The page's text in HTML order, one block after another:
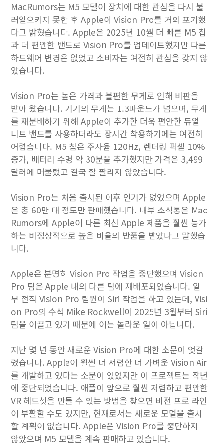
MacRumors는 M5 모델이 장치에 대한 관심을 다시 불
러일으키지 못한 후 Apple이 Vision Pro를 거의 포기했
다고 밝혔습니다. Apple은 2025년 10월 더 빠른 M5 칩
과 더 편안한 밴드로 Vision Pro를 업데이트했지만 다른
하드웨어 변경은 없었고 소비자는 여전히 관심을 갖지 않
았습니다.
Vision Pro는 높은 가격과 불편한 무게로 인해 비판을
받아 왔습니다. 기기의 무게는 1.3파운드가 넘으며, 무게
를 재분배하기 위해 Apple이 추가한 더욱 편안한 듀얼
니트 밴드를 사용하더라도 장시간 착용하기에는 여전히
어렵습니다. M5 칩은 주사율 120Hz, 렌더링 픽셀 10%
증가, 배터리 수명 약 30분을 추가했지만 가격은 3,499
달러에 머물렀고 결국 잘 팔리지 않았습니다.
Vision Pro는 처음 출시된 이후 인기가 없었으며 Apple
은 총 60만 대 정도만 판매했습니다. 내부 소식통은 Mac
Rumors에 Apple이 다른 최신 Apple 제품을 훨씬 능가
하는 비정상적으로 높은 비율의 반품을 받았다고 말했습
니다.
Apple은 분명히 Vision Pro 작업을 중단했으며 Vision
Pro 팀은 Apple 내의 다른 팀에 재배포되었습니다. 일
부 전직 Vision Pro 팀원이 Siri 작업을 하고 있는데, Visi
on Pro의 수석 Mike Rockwell이 2025년 3월부터 Siri
팀을 이끌고 있기 때문에 이는 놀라운 일이 아닙니다.
지난 몇 년 동안 새로운 Vision Pro에 대한 소문이 엇갈
렸습니다. Apple이 훨씬 더 저렴한 더 가벼운 Vision Air
를 개발하고 있다는 소문이 있었지만 이 프로젝트는 작년
에 중단되었습니다. 애플이 앞으로 훨씬 저렴하고 편안한
VR 헤드셋을 만들 수 있는 방법을 찾으면 비전 프로 라인
이 부활할 수도 있지만, 현재로서는 새로운 모델을 출시
할 계획이 없습니다. Apple은 Vision Pro를 중단하지
않았으며 M5 모델을 계속 판매하고 있습니다.